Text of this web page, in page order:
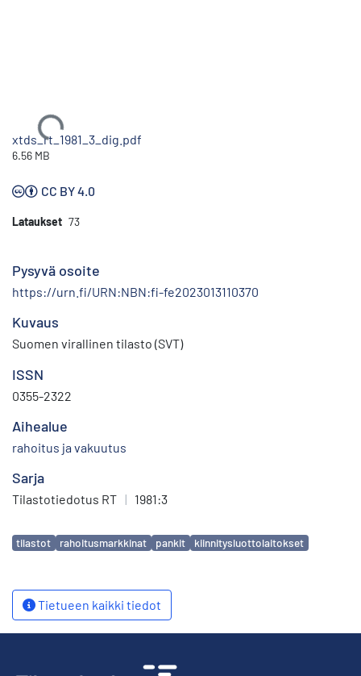
Ladataan...
xtds_rt_1981_3_dig.pdf
6.56 MB
CC BY 4.0
Lataukset 73
Pysyvä osoite
https://urn.fi/URN:NBN:fi-fe2023013110370
Kuvaus
Suomen virallinen tilasto (SVT)
ISSN
0355-2322
Aihealue
rahoitus ja vakuutus
Sarja
Tilastotiedotus RT | 1981:3
Avainsanat
tilastot rahoitusmarkkinat pankit kiinnitysluottolaitokset
Tietueen kaikki tiedot